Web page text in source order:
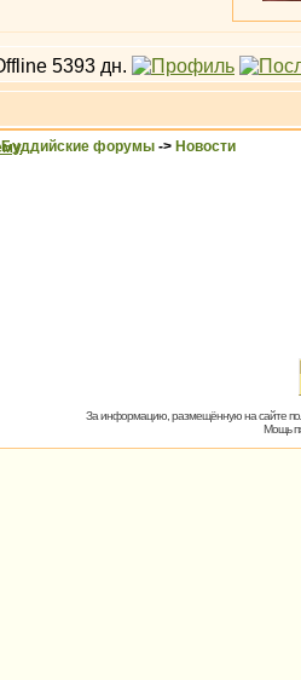
Буддийские форумы -> Новости
За информацию, размещённую на сайте
Мощь